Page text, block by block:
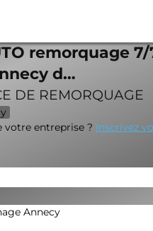
remorquage 7/
d…
DE REMORQUAGE
votre entreprise ? Inscrivez